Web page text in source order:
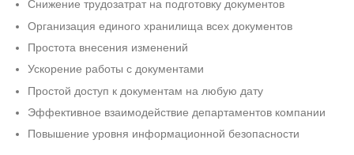
редактировать: таблицы, стили,
оглавления, списки;
добавлять и изменять ссылки
разделами;
осуществлять поиск по всему